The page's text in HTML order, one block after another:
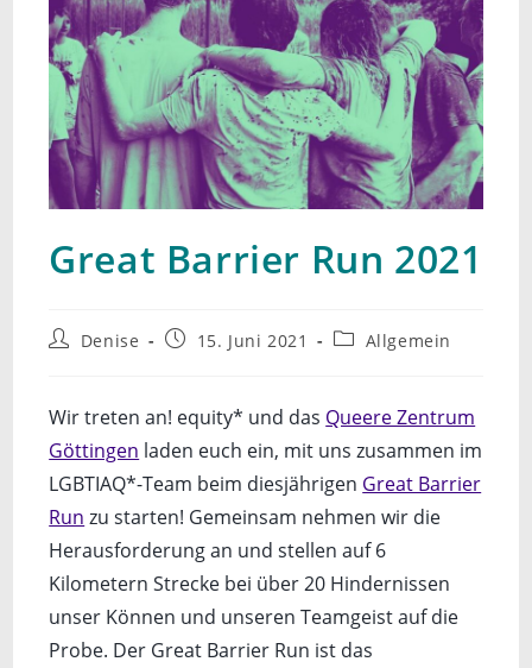
Great Barrier Run 2021
Beitrags-
Denise
Beitrag15. Juni 2021
Beitrags-
Allgemein
Wir treten an! equity* und das Queere Zentrum
Göttingen laden euch ein, mit uns zusammen im
LGBTIAQ*-Team beim diesjährigen Great Barrier
Run zu starten! Gemeinsam nehmen wir die
Herausforderung an und stellen auf 6
Kilometern Strecke bei über 20 Hindernissen
unser Können und unseren Teamgeist auf die
Probe. Der Great Barrier Run ist das